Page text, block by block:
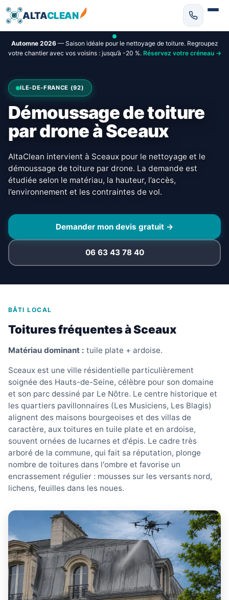
ALTACLEAN
Automne 2026— Saison idéale pour le nettoyage de toiture. Regroupez
votre chantier avec vos voisins : jusqu’à -20 %. Réservez votre créneau →
ILE-DE-FRANCE (92)
Démoussage de toiture
par drone à Sceaux
AltaClean intervient à Sceaux pour le nettoyage et le
démoussage de toiture par drone. La demande est
étudiée selon le matériau, la hauteur, l’accès,
l’environnement et les contraintes de vol.
Demander mon devis gratuit →
06 63 43 78 40
BÂTI LOCAL
Toitures fréquentes à Sceaux
Matériau dominant : tuile plate + ardoise.
Sceaux est une ville résidentielle particulièrement
soignée des Hauts-de-Seine, célèbre pour son domaine
et son parc dessiné par Le Nôtre. Le centre historique et
les quartiers pavillonnaires (Les Musiciens, Les Blagis)
alignent des maisons bourgeoises et des villas de
caractère, aux toitures en tuile plate et en ardoise,
souvent ornées de lucarnes et d'épis. Le cadre très
arboré de la commune, qui fait sa réputation, plonge
nombre de toitures dans l'ombre et favorise un
encrassement régulier : mousses sur les versants nord,
lichens, feuilles dans les noues.